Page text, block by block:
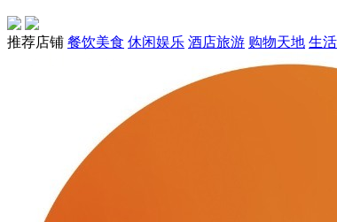
推荐店铺 餐饮美食 休闲娱乐 酒店旅游 购物天地 生